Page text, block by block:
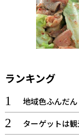
ランキング
地域色ふんだ
ターゲットは